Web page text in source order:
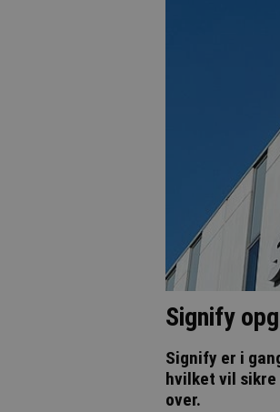
Signify
Signify er i
hvilket vil
over.